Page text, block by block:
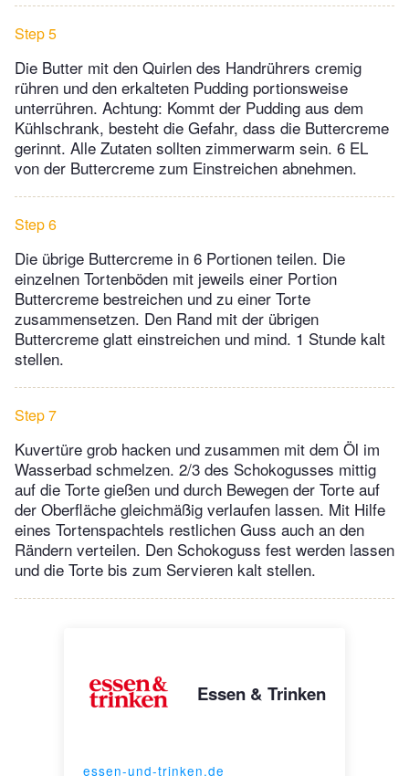
Step 5
Die Butter mit den Quirlen des Handrührers cremig
rühren und den erkalteten Pudding portionsweise
unterrühren. Achtung: Kommt der Pudding aus dem
Kühlschrank, besteht die Gefahr, dass die Buttercreme
gerinnt. Alle Zutaten sollten zimmerwarm sein. 6 EL
von der Buttercreme zum Einstreichen abnehmen.
Step 6
Die übrige Buttercreme in 6 Portionen teilen. Die
einzelnen Tortenböden mit jeweils einer Portion
Buttercreme bestreichen und zu einer Torte
zusammensetzen. Den Rand mit der übrigen
Buttercreme glatt einstreichen und mind. 1 Stunde kalt
stellen.
Step 7
Kuvertüre grob hacken und zusammen mit dem Öl im
Wasserbad schmelzen. 2/3 des Schokogusses mittig
auf die Torte gießen und durch Bewegen der Torte auf
der Oberfläche gleichmäßig verlaufen lassen. Mit Hilfe
eines Tortenspachtels restlichen Guss auch an den
Rändern verteilen. Den Schokoguss fest werden lassen
und die Torte bis zum Servieren kalt stellen.
Essen & Trinken
essen-und-trinken.de